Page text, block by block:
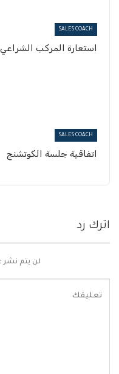
SALES COACH
استعارة المركب الشراعي
SALES COACH
اتفاقية جلسة الكوتشنج
اترك رد
لن يتم نشر